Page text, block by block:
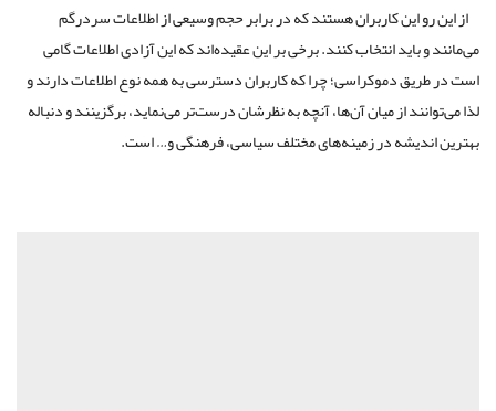
از این رو این کاربران هستند که در برابر حجم وسیعی از اطلاعات سردرگم
می‌مانند و باید انتخاب کنند. برخی بر این عقیده‌اند که این آزادی اطلاعات گامی
است در طریق دموکراسی؛ چرا که کاربران دسترسی به همه نوع اطلاعات دارند و
لذا می‌توانند از میان آن‌ها، آنچه به نظرشان درست‌تر می‌نماید، برگزینند و دنباله
بهترین اندیشه در زمینه‌های مختلف سیاسی، فرهنگی و… است.